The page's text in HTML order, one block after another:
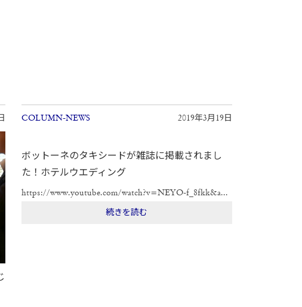
COLUMN-NEWS 2019年3月19日
ボットーネのタキシードが雑誌に掲載されまし
た！ホテルウエディング
https://www.youtube.com/watch?v=NEYO-f_8fkk&a...
続きを読む